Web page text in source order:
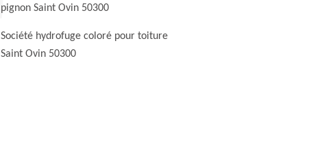
pignon Saint Ovin 50300
Société hydrofuge coloré pour toiture
Saint Ovin 50300